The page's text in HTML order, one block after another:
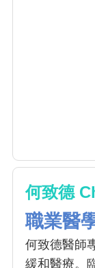
何致德
職業醫
何致德醫師
緩和醫療。